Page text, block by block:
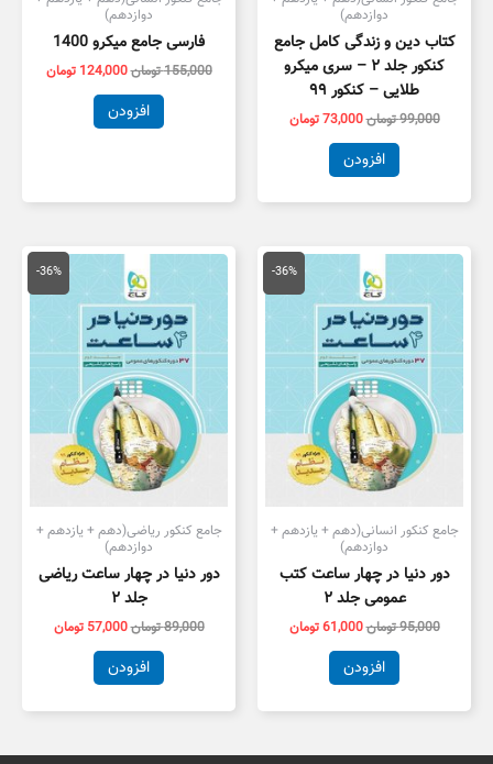
دوازدهم)
کتاب دین و زندگی کامل جامع
کنکور جلد ۲ – سری میکرو
طلایی – کنکور ۹۹
99,000تومان73,000تومان
افزودن
دوازدهم)
فارسی جامع میکرو 1400
155,000تومان124,000 تومان
افزودن
-36%
جامع کنکور انسانی(دهم + یازدهم +
دوازدهم)
دور دنیا در چهار ساعت کتب
عمومی جلد ۲
95,000تومان
قیمت
اصلی
95,000 تومان
بود.
61,000تومان
قیمت
فعلی
61,000 تومان
افزودن
-36%
جامع کنکور ریاضی(دهم + یازدهم +
دوازدهم)
دور دنیا در چهار ساعت ریاضی
جلد ۲
89,000تومان
قیمت
اصلی
89,000 تومان
بود.
57,000 تومان
قیمت
فعلی
افزودن